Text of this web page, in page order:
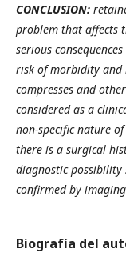
CONCLUSION:
problem that affects
serious
risk of morbidity
compresses and
considered as a
non-specific nature
there is a surgical
diagnostic possibility
confirmed by
Biografía del